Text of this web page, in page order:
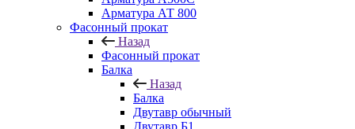
Арматура АТ 800
Фасонный прокат
Назад
Фасонный прокат
Балка
Назад
Балка
Двутавр обычный
Двутавр Б1